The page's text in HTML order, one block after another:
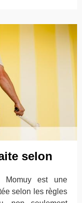
selon
Momuy est une
selon les règles